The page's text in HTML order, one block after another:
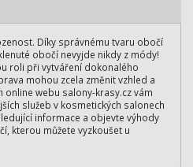
Díky správnému tvaru obočí
obočí nevyjde nikdy z módy!
roli při vytváření dokonalého
mohou zcela změnit vzhled a
online webu salony-krasy.cz vám
služeb v kosmetických salonech
informace a objevte výhody
kterou můžete vyzkoušet u